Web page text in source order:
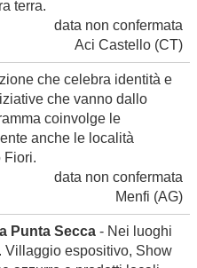
terra.
data non confermata
Aci Castello (CT)
che celebra identità e
che vanno dallo
coinvolge le
anche le località
Fiori.
data non confermata
Menfi (AG)
Punta Secca - Nei luoghi
Villaggio espositivo, Show